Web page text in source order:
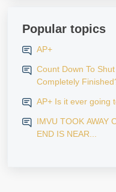
Popular topics
AP+
Count Down To
Completely
AP+ Is it ever going
IMVU TOOK AWAY
END IS NEAR...